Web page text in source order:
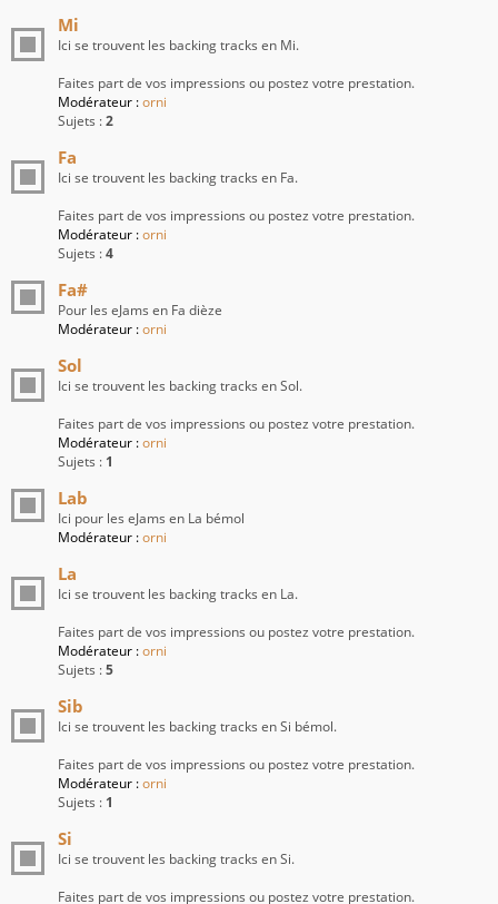
Mi
Ici se trouvent les backing tracks en Mi.
Faites part de vos impressions ou postez votre prestation.
Modérateur :orni
Sujets :2
Fa
Ici se trouvent les backing tracks en Fa.
Faites part de vos impressions ou postez votre prestation.
Modérateur :orni
Sujets :4
Fa#
Pour les eJams en Fa dièze
Modérateur :orni
Sol
Ici se trouvent les backing tracks en Sol.
Faites part de vos impressions ou postez votre prestation.
Modérateur :orni
Sujets : 1
Lab
Ici pour les eJams en La bémol
Modérateur :orni
La
Ici se trouvent les backing tracks en La.
Faites part de vos impressions ou postez votre prestation.
Modérateur :orni
Sujets :5
Sib
Ici se trouvent les backing tracks en Si bémol.
Faites part de vos impressions ou postez votre prestation.
Modérateur :orni
Sujets : 1
Si
Ici se trouvent les backing tracks en Si.
Faites part de vos impressions ou postez votre prestation.